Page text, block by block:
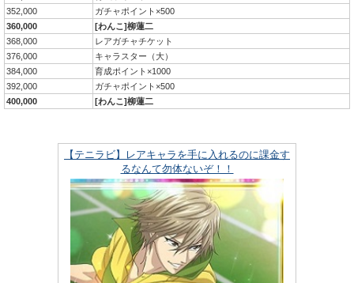
352,000
ガチャポイント×500
360,000
[わんこ]柳蓮二
368,000
レアガチャチケット
376,000
キャラスター（大）
384,000
育成ポイント×1000
392,000
ガチャポイント×500
400,000
[わんこ]柳蓮二
【テニラビ】レアキャラを手に入れるのに課金す
るなんて勿体ないぞ！！